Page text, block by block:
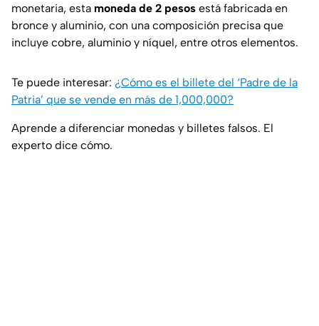
monetaria, esta moneda de 2 pesos está fabricada en
bronce y aluminio, con una composición precisa que
incluye cobre, aluminio y níquel, entre otros elementos.
Te puede interesar: ¿Cómo es el billete del ‘Padre de la
Patria’ que se vende en más de 1,000,000?
Aprende a diferenciar monedas y billetes falsos. El
experto dice cómo.